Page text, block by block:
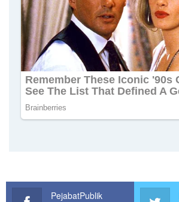
PejabatPublik